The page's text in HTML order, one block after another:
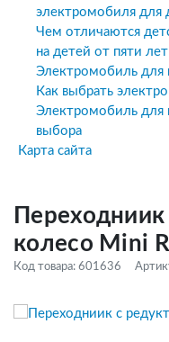
электромобиля для
Чем отличаются
на детей от пяти лет
Электромобиль для
Как выбрать
Электромобиль для
выбора
Карта сайта
Переходниик
колесо Mini
Код товара: 601636